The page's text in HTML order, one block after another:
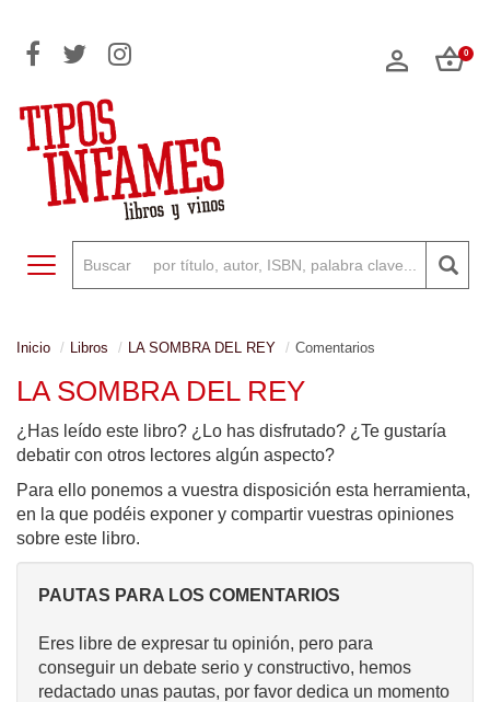
0
Toggle navigation
Inicio Libros LA SOMBRA DEL REY Comentarios
LA SOMBRA DEL REY
¿Has leído este libro? ¿Lo has disfrutado? ¿Te gustaría
debatir con otros lectores algún aspecto?
Para ello ponemos a vuestra disposición esta herramienta,
en la que podéis exponer y compartir vuestras opiniones
sobre este libro.
PAUTAS PARA LOS COMENTARIOS
Eres libre de expresar tu opinión, pero para
conseguir un debate serio y constructivo, hemos
redactado unas pautas, por favor dedica un momento